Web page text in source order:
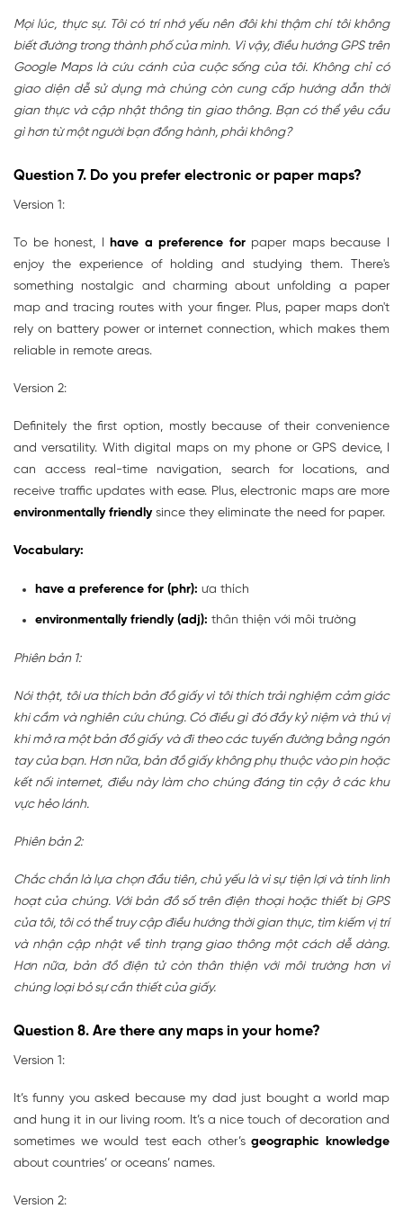
Mọi lúc, thực sự. Tôi có trí nhớ yếu nên đôi khi thậm chí tôi không
biết đường trong thành phố của mình. Vì vậy, điều hướng GPS trên
Google Maps là cứu cánh của cuộc sống của tôi. Không chỉ có
giao diện dễ sử dụng mà chúng còn cung cấp hướng dẫn thời
gian thực và cập nhật thông tin giao thông. Bạn có thể yêu cầu
gì hơn từ một người bạn đồng hành, phải không?
Question 7. Do you prefer electronic or paper maps?
Version 1:
To be honest, I have a preference forpaper maps because I
enjoy the experience of holding and studying them. There's
something nostalgic and charming about unfolding a paper
map and tracing routes with your finger. Plus, paper maps don't
rely on battery power or internet connection, which makes them
reliable in remote areas.
Version 2:
Definitely the first option, mostly because of their convenience
and versatility. With digital maps on my phone or GPS device, I
can access real-time navigation, search for locations, and
receive traffic updates with ease. Plus, electronic maps are more
environmentally friendlysince they eliminate the need for paper.
Vocabulary:
have a preference for (phr): ưa thích
environmentally friendly (adj): thân thiện với môi trường
Phiên bản 1:
Nói thật, tôi ưa thích bản đồ giấy vì tôi thích trải nghiệm cảm giác
khi cầm và nghiên cứu chúng. Có điều gì đó đầy kỷ niệm và thú vị
khi mở ra một bản đồ giấy và đi theo các tuyến đường bằng ngón
tay của bạn. Hơn nữa, bản đồ giấy không phụ thuộc vào pin hoặc
kết nối internet, điều này làm cho chúng đáng tin cậy ở các khu
vực hẻo lánh.
Phiên bản 2:
Chắc chắn là lựa chọn đầu tiên, chủ yếu là vì sự tiện lợi và tính linh
hoạt của chúng. Với bản đồ số trên điện thoại hoặc thiết bị GPS
của tôi, tôi có thể truy cập điều hướng thời gian thực, tìm kiếm vị trí
và nhận cập nhật về tình trạng giao thông một cách dễ dàng.
Hơn nữa, bản đồ điện tử còn thân thiện với môi trường hơn vì
chúng loại bỏ sự cần thiết của giấy.
Question 8. Are there any maps in your home?
Version 1:
It’s funny you asked because my dad just bought a world map
and hung it in our living room. It’s a nice touch of decoration and
sometimes we would test each other’sgeographic knowledge
about countries’ or oceans’ names.
Version 2: